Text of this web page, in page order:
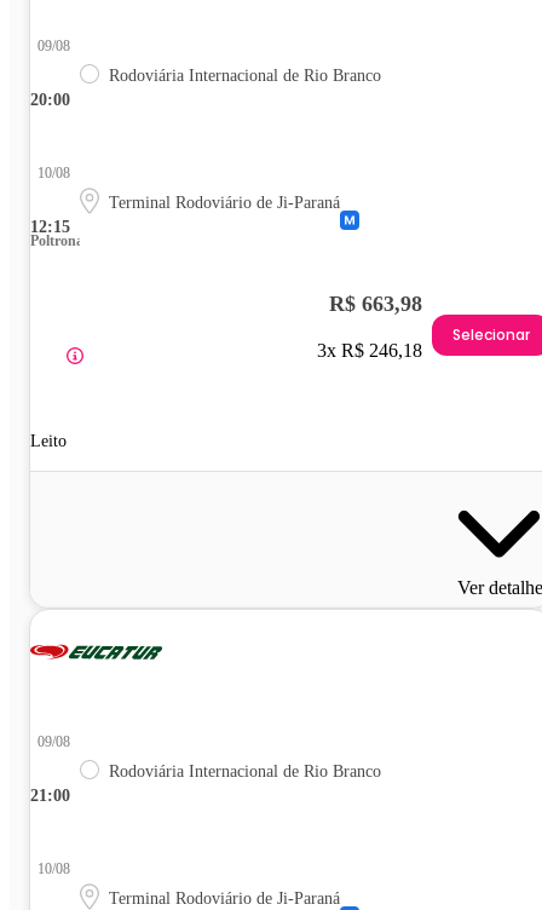
20:00
09/08
Rodoviária Internacional de Rio Branco
12:15
10/08
Terminal Rodoviário de Ji-Paraná
Poltrona
Leito
R$ 663,98
3x R$ 246,18
Selecionar
Ver
21:00
09/08
Rodoviária Internacional de Rio Branco
10/08
Terminal Rodoviário de Ji-Paraná